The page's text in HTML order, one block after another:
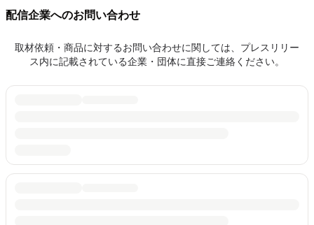
配信企業へのお問い合わせ
取材依頼・商品に対するお問い合わせに関しては、プレスリリー
ス内に記載されている企業・団体に直接ご連絡ください。